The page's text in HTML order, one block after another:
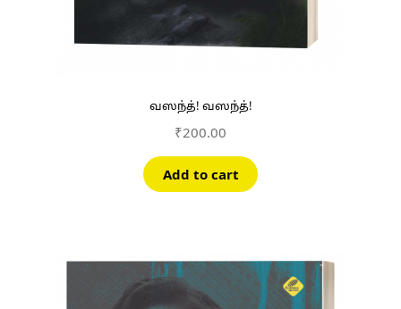
வஸந்த்! வஸந்த்!
₹200.00
Add to cart